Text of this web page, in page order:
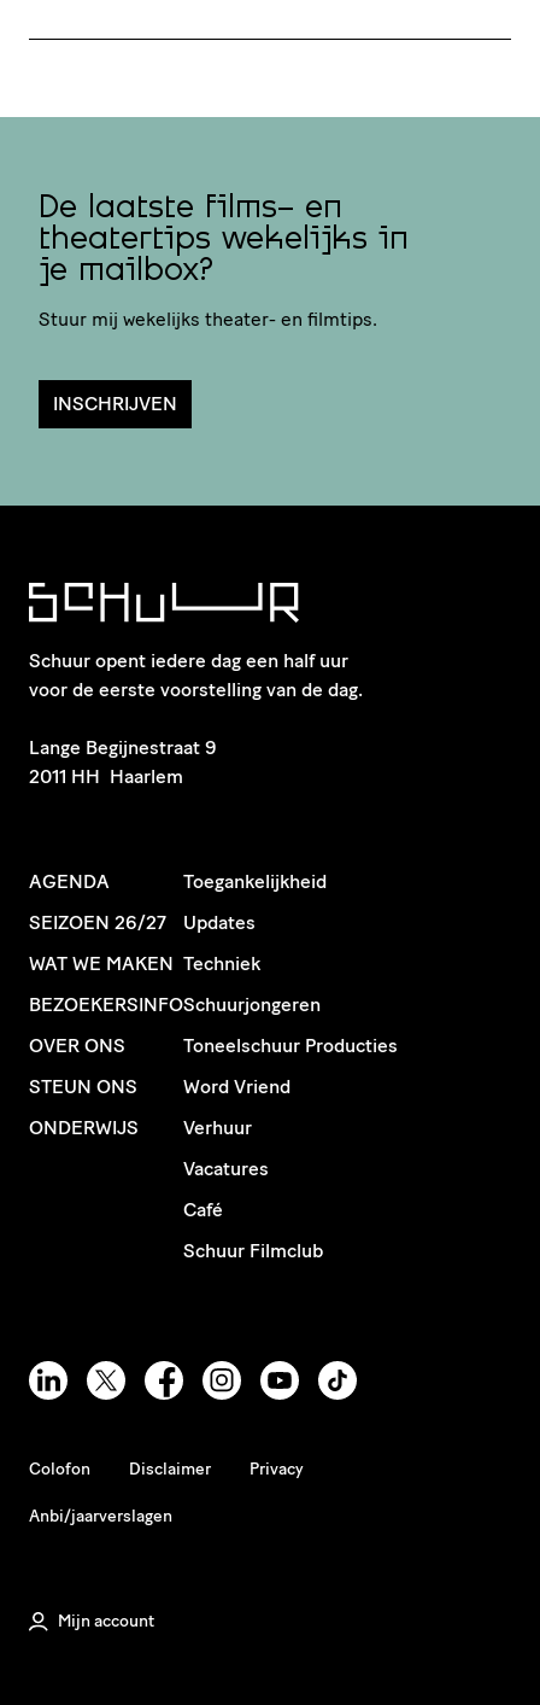
De laatste films- en
theatertips wekelijks in
je mailbox?
Stuur mij wekelijks theater- en filmtips.
INSCHRIJVEN
Schuur opent iedere dag een half uur
voor de eerste voorstelling van de dag.
​Lange Begijnestraat 9
2011 HH Haarlem
AGENDA
SEIZOEN 26/27
WAT WE MAKEN
BEZOEKERSINFO
OVER ONS
STEUN ONS
ONDERWIJS
Toegankelijkheid
Updates
Techniek
Schuurjongeren
Toneelschuur Producties
Word Vriend
Verhuur
Vacatures
Café
Schuur Filmclub
Colofon Disclaimer Privacy
Anbi/jaarverslagen
Mijn account